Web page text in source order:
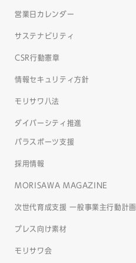
営業日カレンダー
サステナビリティ
CSR行動憲章
情報セキュリティ方針
モリサワ八法
ダイバーシティ推進
パラスポーツ支援
採用情報
MORISAWA MAGAZINE
次世代育成支援 一般事業主行動計画
プレス向け素材
モリサワ会